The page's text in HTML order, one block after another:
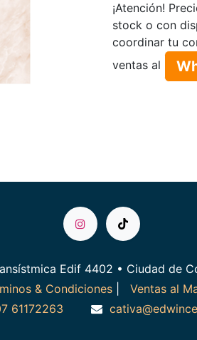
¡Atención!
stock o con
coordinar tu
ventas al
Edif 4402 • Ciudad de
& Condiciones Ventas al
61172263